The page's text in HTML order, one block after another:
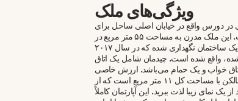
ویژگی‌های ملک
در دورس واقع در خیابان اصلی ساحل برای
فروش است. این ملک مدرن به مساحت ۵۵ متر مربع در
طبقه دوم یک ساختمان نگهداری شده که در سال ۲۰۱۷
واقع شده است. چیدمان شامل یک اتاق
خواب و یک حمام می‌باشد. ارزش خاصی
که دارد، دو بالکن با مساحت کل ۱۱ متر مربع است که از
از یک نمای زیبا لذت ببرید. این آپارتمان کاملاً